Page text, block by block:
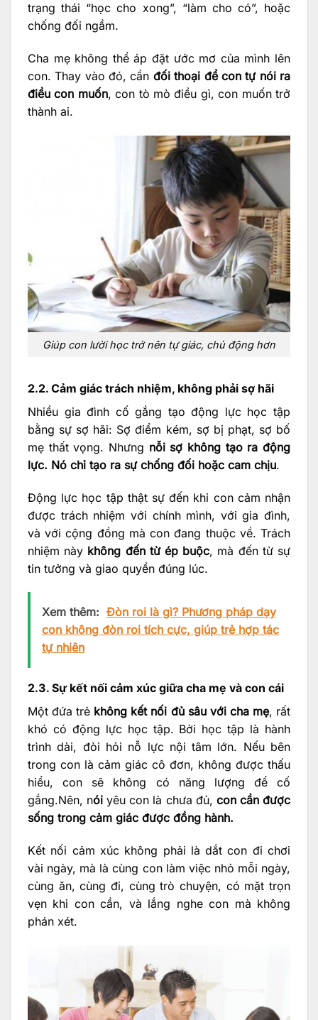
trạng thái “học cho xong”, “làm cho có”, hoặc
chống đối ngầm.
Cha mẹ không thể áp đặt ước mơ của mình lên
con. Thay vào đó, cần đối thoại để con tự nói ra
điều con muốn, con tò mò điều gì, con muốn trở
thành ai.
Giúp con lười học trở nên tự giác, chủ động hơn
2.2. Cảm giác trách nhiệm, không phải sợ hãi
Nhiều gia đình cố gắng tạo động lực học tập
bằng sự sợ hãi: Sợ điểm kém, sợ bị phạt, sợ bố
mẹ thất vọng. Nhưng nỗi sợ không tạo ra động
lực. Nó chỉ tạo ra sự chống đối hoặc cam chịu.
Động lực học tập thật sự đến khi con cảm nhận
được trách nhiệm với chính mình, với gia đình,
và với cộng đồng mà con đang thuộc về. Trách
nhiệm này không đến từ ép buộc, mà đến từ sự
tin tưởng và giao quyền đúng lúc.
Xem thêm: Đòn roi là gì? Phương pháp dạy
con không đòn roi tích cực, giúp trẻ hợp tác
tự nhiên
2.3. Sự kết nối cảm xúc giữa cha mẹ và con cái
Một đứa trẻ không kết nối đủ sâu với cha mẹ, rất
khó có động lực học tập. Bởi học tập là hành
trình dài, đòi hỏi nỗ lực nội tâm lớn. Nếu bên
trong con là cảm giác cô đơn, không được thấu
hiểu, con sẽ không có năng lượng để cố
gắng.Nên, nói yêu con là chưa đủ, con cần được
sống trong cảm giác được đồng hành.
Kết nối cảm xúc không phải là dắt con đi chơi
vài ngày, mà là cùng con làm việc nhỏ mỗi ngày,
cùng ăn, cùng đi, cùng trò chuyện, có mặt trọn
vẹn khi con cần, và lắng nghe con mà không
phán xét.